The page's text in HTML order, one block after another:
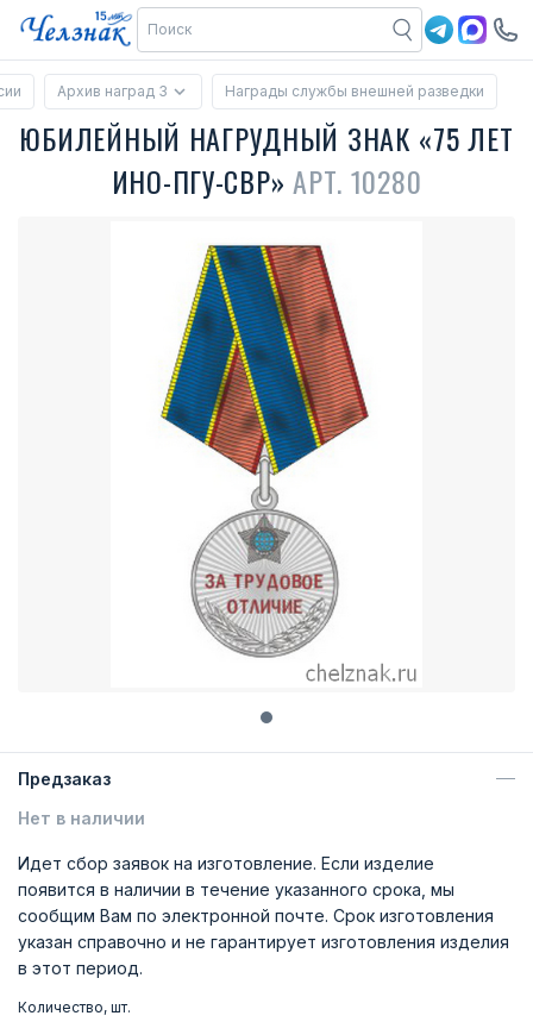
Архив наград 3 Награды службы внешней разведки
ЮБИЛЕЙНЫЙ НАГРУДНЫЙ ЗНАК «75 ЛЕТ
ИНО-ПГУ-СВР»АРТ. 10280
Предзаказ
Нет в наличии
Идет сбор заявок на изготовление. Если изделие
появится в наличии в течение указанного срока, мы
сообщим Вам по электронной почте. Срок изготовления
указан справочно и не гарантирует изготовления изделия
в этот период.
Количество, шт.